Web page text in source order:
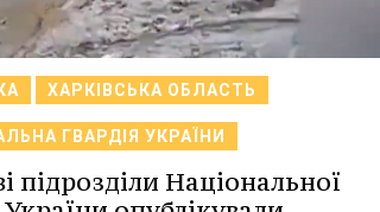
ХАРКІВСЬКА ОБЛАСТЬ
ГВАРДІЯ УКРАЇНИ
підрозділи Національної